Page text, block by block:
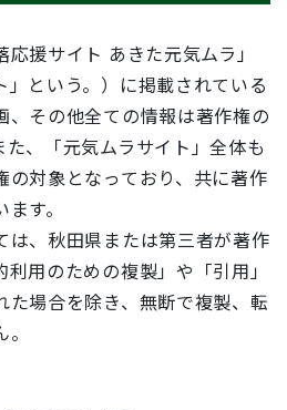
援サイト あきた元気ムラ」
」という。）に掲載されている
、その他全ての情報は著作権の
、「元気ムラサイト」全体も
の対象となっており、共に著作
す。
、秋田県または第三者が著作
用のための複製」や「引用」
た場合を除き、無断で複製、転